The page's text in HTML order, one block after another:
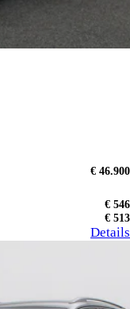
€ 46.900
€ 546
€ 513
Details